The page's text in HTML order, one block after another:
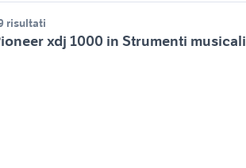
risultati
xdj 1000 in Strumenti musicali